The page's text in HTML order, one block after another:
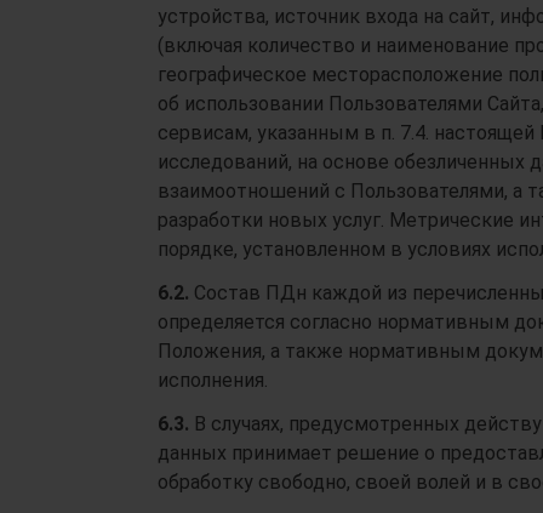
устройства, источник входа на сайт,
(включая количество и наименование
географическое месторасположение
об использовании Пользователями
сервисам, указанным в п. 7.4.
исследований, на основе обезличенных
взаимоотношений с Пользователями, а
разработки новых услуг. Метрические
порядке, установленном в условиях
6.2. Состав ПДн каждой из
определяется согласно нормативным
Положения, а также нормативным
исполнения.
6.3. В случаях, предусмотренных
данных принимает решение о
обработку свободно, своей волей и в